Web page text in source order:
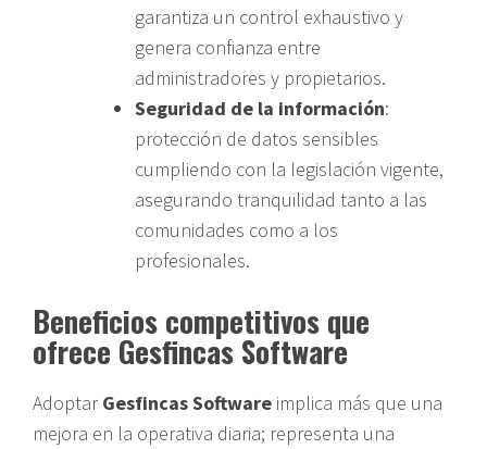
garantiza un control exhaustivo y
genera confianza entre
administradores y propietarios.
Seguridad de la información:
protección de datos sensibles
cumpliendo con la legislación vigente,
asegurando tranquilidad tanto a las
comunidades como a los
profesionales.
Beneficios competitivos que
ofrece Gesfincas Software
AdoptarGesfincas Software implica más que una
mejora en la operativa diaria; representa una